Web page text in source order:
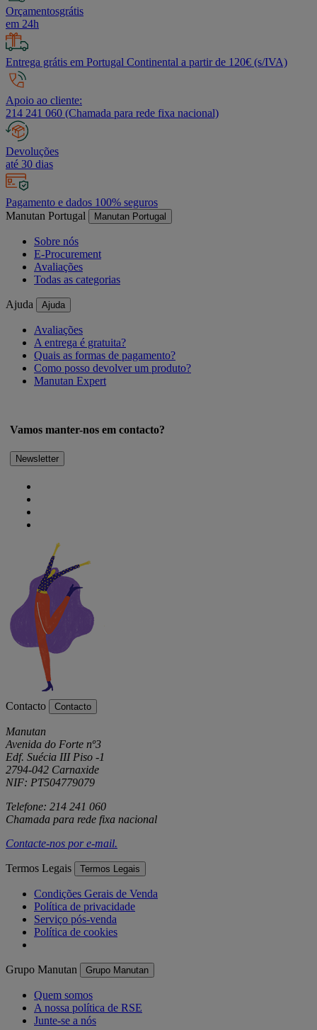
Orçamentosgrátis
em 24h
Entrega grátis em Portugal Continental a partir de 120€ (s/IVA)
Apoio ao cliente:
214 241 060 (Chamada para rede fixa nacional)
Devoluções
até 30 dias
Pagamento e dados 100% seguros
Manutan Portugal
Manutan Portugal
Sobre nós
E-Procurement
Avaliações
Todas as categorias
Ajuda Ajuda
Avaliações
A entrega é gratuita?
Quais as formas de pagamento?
Como posso devolver um produto?
Manutan Expert
Vamos manter-nos em contacto?
Newsletter
Contacto Contacto
Manutan
Avenida do Forte nº3
Edf. Suécia III Piso -1
2794-042 Carnaxide
NIF: PT504779079
Telefone: 214 241 060
Chamada para rede fixa nacional
Contacte-nos pore-mail.
Termos Legais Termos Legais
Condições Gerais de Venda
Política de privacidade
Serviço pós-venda
Política de cookies
Grupo Manutan Grupo Manutan
Quem somos
A nossa política de RSE
Junte-se a nós